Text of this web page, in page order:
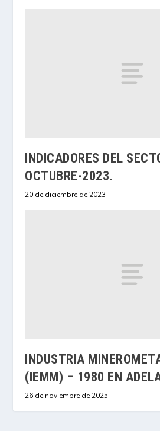
INDICADORES DEL
OCTUBRE-2023.
20 de diciembre de 2023
INDUSTRIA
(IEMM) – 1980 EN
26 de noviembre de 2025